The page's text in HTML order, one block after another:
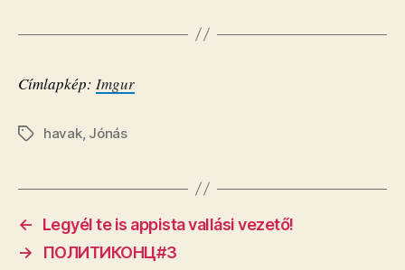
Címlapkép: Imgur
Címkékhavak, Jónás
←
Legyél te is appista vallási vezető!
→
ПОЛИТИКОНЦ#3